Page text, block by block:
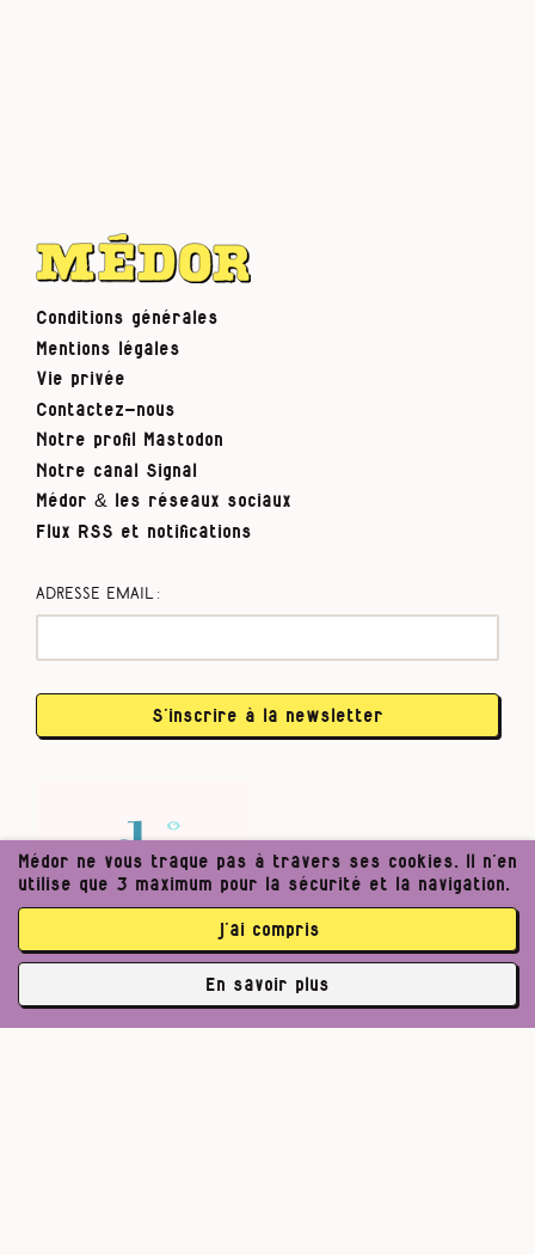
Conditions générales
Mentions légales
Vie privée
Contactez-nous
Notre profil Mastodon
Notre canal Signal
Médor & les réseaux sociaux
Flux RSS et notifications
Adresse email :
S’inscrire à la newsletter
Médor ne vous traque pas à travers ses cookies. Il n’en
utilise que 3 maximum pour la sécurité et la navigation.
j’ai compris
En savoir plus